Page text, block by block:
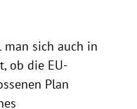
man sich auch in
ob die EU-
Plan